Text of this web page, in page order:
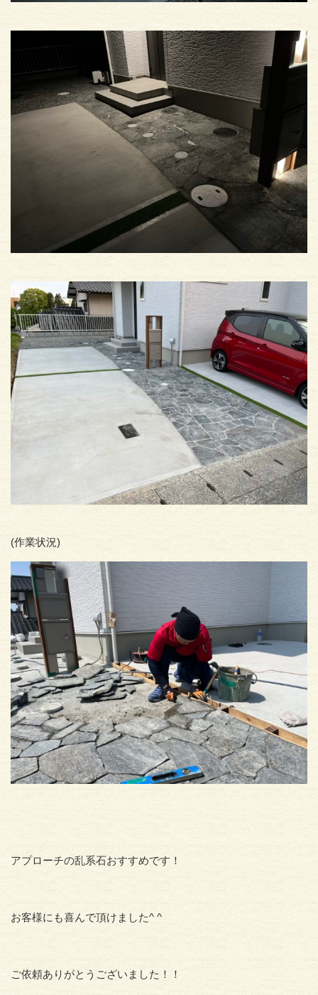
(作業状況)
アプローチの乱系石おすすめです！
お客様にも喜んで頂けました^ ^
ご依頼ありがとうございました！！